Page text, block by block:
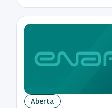
e Finanças
Políticas
Políticas
Sociais
Saúde
Aberta